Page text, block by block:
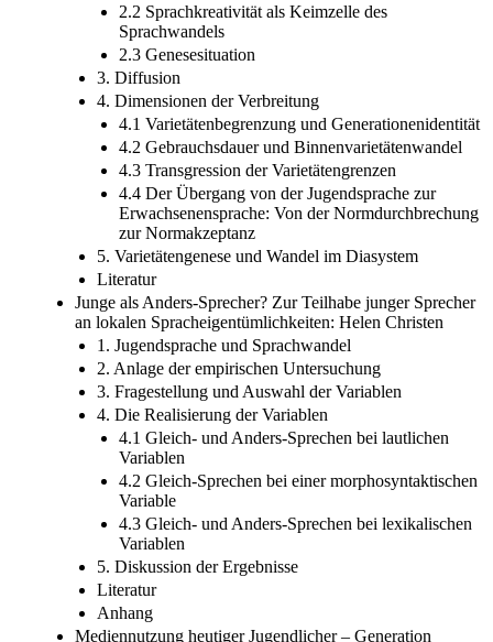
2.2 Sprachkreativität als Keimzelle des
Sprachwandels
2.3 Genesesituation
3. Diffusion
4. Dimensionen der Verbreitung
4.1 Varietätenbegrenzung und Generationenidentität
4.2 Gebrauchsdauer und Binnenvarietätenwandel
4.3 Transgression der Varietätengrenzen
4.4 Der Übergang von der Jugendsprache zur
Erwachsenensprache: Von der Normdurchbrechung
zur Normakzeptanz
5. Varietätengenese und Wandel im Diasystem
Literatur
Junge als Anders-Sprecher? Zur Teilhabe junger Sprecher
an lokalen Spracheigentümlichkeiten: Helen Christen
1. Jugendsprache und Sprachwandel
2. Anlage der empirischen Untersuchung
3. Fragestellung und Auswahl der Variablen
4. Die Realisierung der Variablen
4.1 Gleich- und Anders-Sprechen bei lautlichen
Variablen
4.2 Gleich-Sprechen bei einer morphosyntaktischen
Variable
4.3 Gleich- und Anders-Sprechen bei lexikalischen
Variablen
5. Diskussion der Ergebnisse
Literatur
Anhang
Mediennutzung heutiger Jugendlicher – Generation